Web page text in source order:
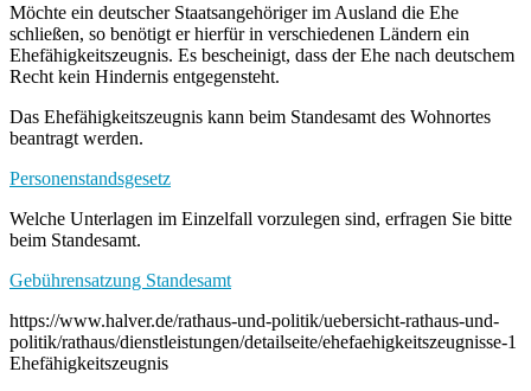
Möchte ein deutscher Staatsangehöriger im Ausland die Ehe
schließen, so benötigt er hierfür in verschiedenen Ländern ein
Ehefähigkeitszeugnis. Es bescheinigt, dass der Ehe nach deutschem
Recht kein Hindernis entgegensteht.
Das Ehefähigkeitszeugnis kann beim Standesamt des Wohnortes
beantragt werden.
Personenstandsgesetz
Welche Unterlagen im Einzelfall vorzulegen sind, erfragen Sie bitte
beim Standesamt.
Gebührensatzung Standesamt
https://www.halver.de/rathaus-und-politik/uebersicht-rathaus-und-
politik/rathaus/dienstleistungen/detailseite/ehefaehigkeitszeugnisse-1
Ehefähigkeitszeugnis